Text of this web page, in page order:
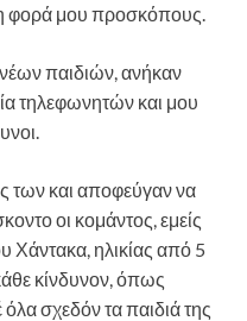
φορά μου προσκόπους.
παιδιών, ανήκαν
τηλεφωνητών και μου
των και αποφεύγαν να
οι κομάντος, εμείς
Χάντακα, ηλικίας από 5
κίνδυνον, όπως
σχεδόν τα παιδιά της